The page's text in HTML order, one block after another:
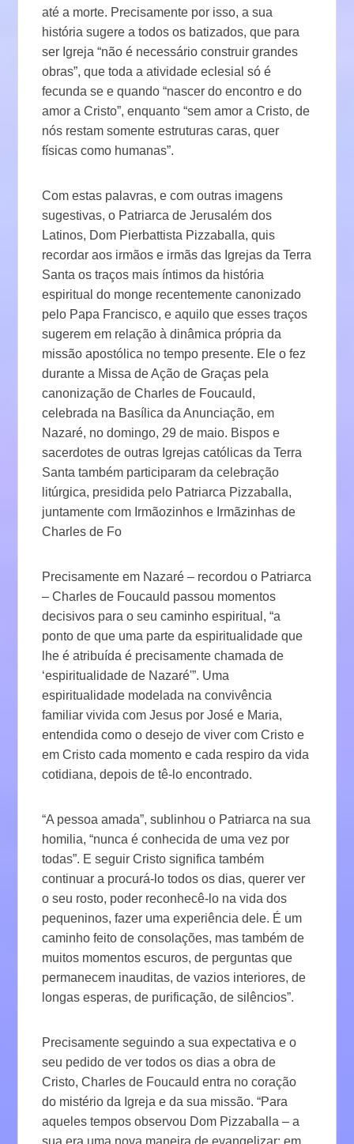
até a morte. Precisamente por isso, a sua
história sugere a todos os batizados, que para
ser Igreja “não é necessário construir grandes
obras”, que toda a atividade eclesial só é
fecunda se e quando “nascer do encontro e do
amor a Cristo”, enquanto “sem amor a Cristo, de
nós restam somente estruturas caras, quer
físicas como humanas”.
Com estas palavras, e com outras imagens
sugestivas, o Patriarca de Jerusalém dos
Latinos, Dom Pierbattista Pizzaballa, quis
recordar aos irmãos e irmãs das Igrejas da Terra
Santa os traços mais íntimos da história
espiritual do monge recentemente canonizado
pelo Papa Francisco, e aquilo que esses traços
sugerem em relação à dinâmica própria da
missão apostólica no tempo presente. Ele o fez
durante a Missa de Ação de Graças pela
canonização de Charles de Foucauld,
celebrada na Basílica da Anunciação, em
Nazaré, no domingo, 29 de maio. Bispos e
sacerdotes de outras Igrejas católicas da Terra
Santa também participaram da celebração
litúrgica, presidida pelo Patriarca Pizzaballa,
juntamente com Irmãozinhos e Irmãzinhas de
Charles de Fo
Precisamente em Nazaré – recordou o Patriarca
– Charles de Foucauld passou momentos
decisivos para o seu caminho espiritual, “a
ponto de que uma parte da espiritualidade que
lhe é atribuída é precisamente chamada de
‘espiritualidade de Nazaré'”. Uma
espiritualidade modelada na convivência
familiar vivida com Jesus por José e Maria,
entendida como o desejo de viver com Cristo e
em Cristo cada momento e cada respiro da vida
cotidiana, depois de tê-lo encontrado.
“A pessoa amada”, sublinhou o Patriarca na sua
homilia, “nunca é conhecida de uma vez por
todas”. E seguir Cristo significa também
continuar a procurá-lo todos os dias, querer ver
o seu rosto, poder reconhecê-lo na vida dos
pequeninos, fazer uma experiência dele. É um
caminho feito de consolações, mas também de
muitos momentos escuros, de perguntas que
permanecem inauditas, de vazios interiores, de
longas esperas, de purificação, de silêncios”.
Precisamente seguindo a sua expectativa e o
seu pedido de ver todos os dias a obra de
Cristo, Charles de Foucauld entra no coração
do mistério da Igreja e da sua missão. “Para
aqueles tempos observou Dom Pizzaballa – a
sua era uma nova maneira de evangelizar: em